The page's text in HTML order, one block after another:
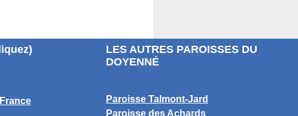
LES AUTRES PAROISSES DU
DOYENNÉ
Paroisse Talmont-Jard
Paroisse des Achards